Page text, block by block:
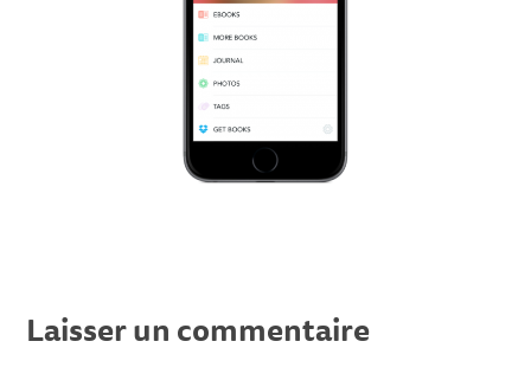
Laisser un commentaire